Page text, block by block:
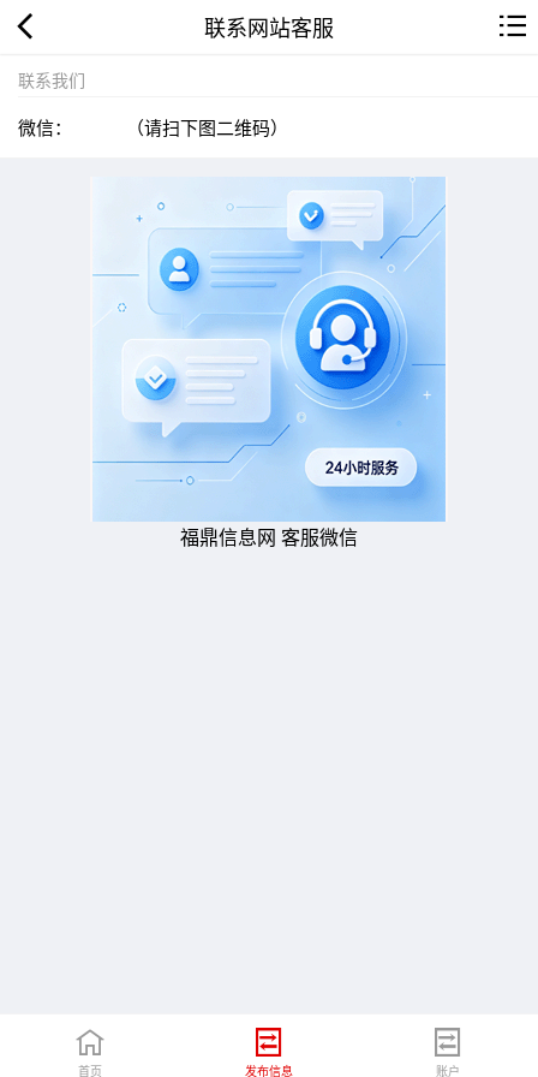
联系网站客服
联系我们
微信： （请扫下图二维码）
福鼎信息网 客服微信
首页 发布信息 账户